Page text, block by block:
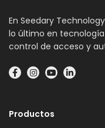
En Seedary
lo último en
control de acceso y
Productos